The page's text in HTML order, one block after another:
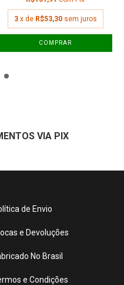
3 x de R$53,30 sem juros
COMPRAR
VIA PIX
de Envio
e Devoluções
No Brasil
e Condições